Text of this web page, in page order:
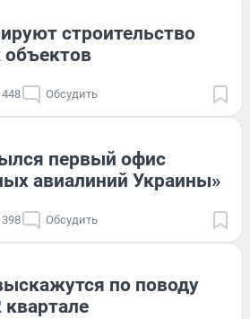
строительство
объектов
448 Обсудить
первый офис
авиалиний Украины»
398 Обсудить
по поводу
квартале